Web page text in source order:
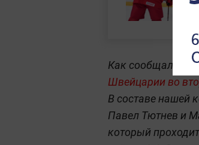
Как сообщал
Швейцарии во
В составе нашей
Павел Тютнев и
который